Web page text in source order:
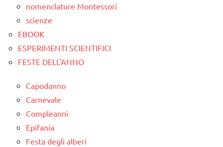
ARGOMENTI
PER ETA'
TUTTI GLI
ARTICOLI
nomenclature Montessori
scienze
EBOOK
ESPERIMENTI SCIENTIFICI
FESTE DELL'ANNO
Capodanno
Carnevale
Compleanni
Epifania
Festa degli alberi